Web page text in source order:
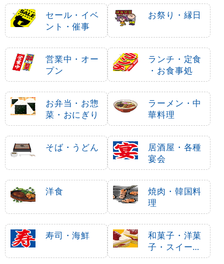
セール・イベ
ント・催事
お祭り・縁日
営業中・オー
プン
ランチ・定食
・お食事処
お弁当・お惣
菜・おにぎり
ラーメン・中
華料理
そば・うどん
居酒屋・各種
宴会
洋食
焼肉・韓国料
理
寿司・海鮮
和菓子・洋菓
子・スイーツ
・アイス